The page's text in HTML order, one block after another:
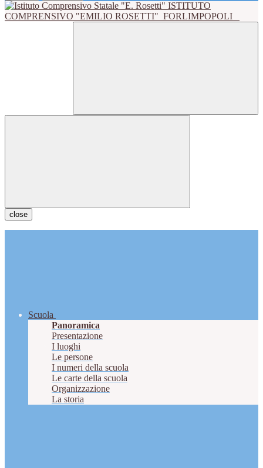
ISTITUTO
COMPRENSIVO "EMILIO ROSETTI" FORLIMPOPOLI
close
Scuola
Panoramica
Presentazione
I luoghi
Le persone
I numeri della scuola
Le carte della scuola
Organizzazione
La storia